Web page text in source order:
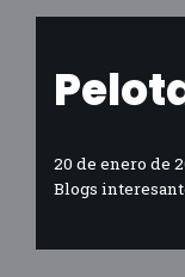
20 de enero de
Blogs